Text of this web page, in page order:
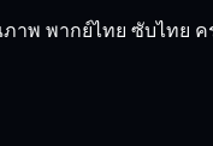
าพ พากย์ไทย ซับไทย